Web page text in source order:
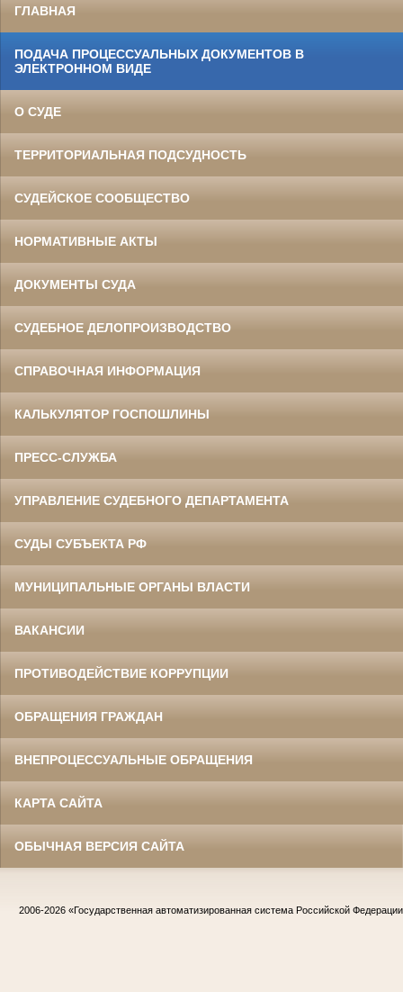
ГЛАВНАЯ
ПОДАЧА ПРОЦЕССУАЛЬНЫХ ДОКУМЕНТОВ В
ЭЛЕКТРОННОМ ВИДЕ
О СУДЕ
ТЕРРИТОРИАЛЬНАЯ ПОДСУДНОСТЬ
СУДЕЙСКОЕ СООБЩЕСТВО
НОРМАТИВНЫЕ АКТЫ
ДОКУМЕНТЫ СУДА
СУДЕБНОЕ ДЕЛОПРОИЗВОДСТВО
СПРАВОЧНАЯ ИНФОРМАЦИЯ
КАЛЬКУЛЯТОР ГОСПОШЛИНЫ
ПРЕСС-СЛУЖБА
УПРАВЛЕНИЕ СУДЕБНОГО ДЕПАРТАМЕНТА
СУДЫ СУБЪЕКТА РФ
МУНИЦИПАЛЬНЫЕ ОРГАНЫ ВЛАСТИ
ВАКАНСИИ
ПРОТИВОДЕЙСТВИЕ КОРРУПЦИИ
ОБРАЩЕНИЯ ГРАЖДАН
ВНЕПРОЦЕССУАЛЬНЫЕ ОБРАЩЕНИЯ
КАРТА САЙТА
ОБЫЧНАЯ ВЕРСИЯ САЙТА
2006-2026 «Государственная автоматизированная система Российской